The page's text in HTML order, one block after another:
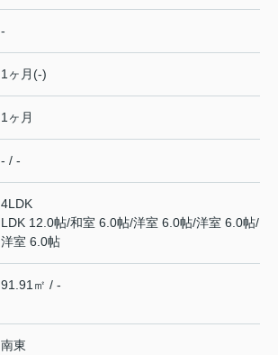
-
1ヶ月(-)
1ヶ月
- / -
4LDK
LDK 12.0帖/和室 6.0帖/洋室 6.0帖/洋室 6.0帖/
洋室 6.0帖
91.91㎡ / -
南東